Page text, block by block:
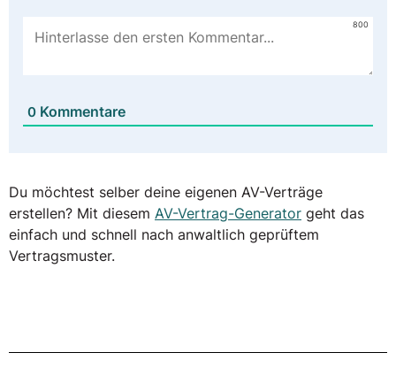
800
0 Kommentare
Du möchtest selber deine eigenen AV-Verträge
erstellen? Mit diesem AV-Vertrag-Generator geht das
einfach und schnell nach anwaltlich geprüftem
Vertragsmuster.